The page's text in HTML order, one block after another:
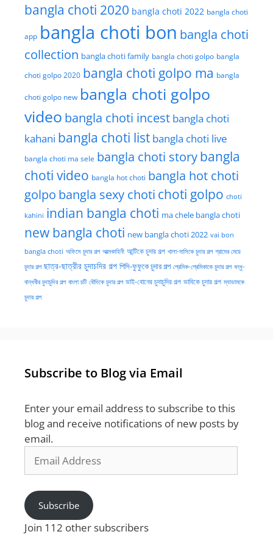
bangla choti 2020 bangla choti 2022 bangla choti
app bangla choti bon bangla choti
collection bangla choti family bangla choti golpo bangla
choti golpo 2020 bangla choti golpo ma bangla
choti golpo new bangla choti golpo
video bangla choti incest bangla choti
kahani bangla choti list bangla choti live
bangla choti ma sele bangla choti storybangla
choti video bangla hot choti bangla hot choti
golpo bangla sexy choti choti golpo choti
kahini indian bangla choti ma chele bangla choti
new bangla choti new bangla choti 2022 vai bon
bangla choti অফিসে চুদার গল্প আত্মকাহিনী আন্টিকে চুদার গল্প খালা-মাসিকে চুদার গল্প গ্রামের মেয়ে
চুদার গল্প ছাত্র-ছাত্রীর চুদাচদির গল্প পিসি-ফুফুকে চুদার গল্প প্রেমিক-প্রেমিকাকে চুদার গল্প বন্ধু-
বান্ধবীর চুদাচুদির গল্প বাংলা চটি বৌদিকে চুদার গল্প ভাই-বোনের চুদাচুদির গল্প ভাবিকে চুদার গল্প ম্যাডামকে
চুদার গল্প
Subscribe to Blog via Email
Enter your email address to subscribe to this
blog and receive notifications of new posts by
email.
Address
Subscribe
Join 112 other subscribers